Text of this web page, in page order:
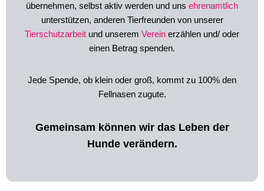
übernehmen, selbst aktiv werden und uns ehrenamtlich
unterstützen, anderen Tierfreunden von unserer
Tierschutzarbeit und unserem Verein erzählen und/ oder
einen Betrag spenden.
Jede Spende, ob klein oder groß, kommt zu 100% den
Fellnasen zugute.
Gemeinsam können wir das Leben der
Hunde verändern.